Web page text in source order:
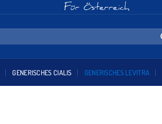
GENERISCHES CIALIS GENERISCHES LEVITRA